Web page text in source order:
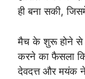
ही बना सकी,
मैच के शुरू होने से
करने का फैसला
देवदत्त और मयंक